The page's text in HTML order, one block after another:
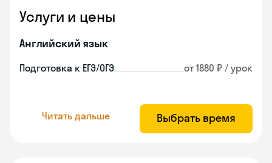
Услуги и цены
Английский язык
Подготовка к ЕГЭ/ОГЭ от 1880 ₽ / урок
Читать дальше Выбрать время